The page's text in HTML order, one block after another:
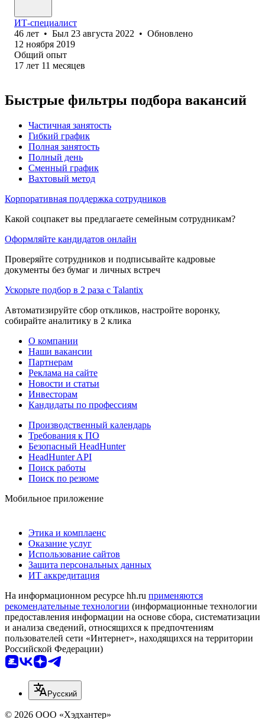
ИТ-специалист
46 лет • Был 23 августа 2022 • Обновлено
12 ноября 2019
Общий опыт
17 лет 11 месяцев
Быстрые фильтры подбора вакансий
Частичная занятость
Гибкий график
Полная занятость
Полный день
Сменный график
Вахтовый метод
Корпоративная поддержка сотрудников
Какой соцпакет вы предлагаете семейным сотрудникам?
Оформляйте кандидатов онлайн
Проверяйте сотрудников и подписывайте кадровые
документы без бумаг и личных встреч
Ускорьте подбор в 2 раза с Talantix
Автоматизируйте сбор откликов, настройте воронку,
собирайте аналитику в 2 клика
О компании
Наши вакансии
Партнерам
Реклама на сайте
Новости и статьи
Инвесторам
Кандидаты по профессиям
Производственный календарь
Требования к ПО
Безопасный HeadHunter
HeadHunter API
Поиск работы
Поиск по резюме
Мобильное приложение
Этика и комплаенс
Оказание услуг
Использование сайтов
Защита персональных данных
ИТ аккредитация
На информационном ресурсе hh.ru применяются
рекомендательные технологии (информационные технологии
предоставления информации на основе сбора, систематизации
и анализа сведений, относящихся к предпочтениям
пользователей сети «Интернет», находящихся на территории
Российской Федерации)
Русский
© 2026 ООО «Хэдхантер»